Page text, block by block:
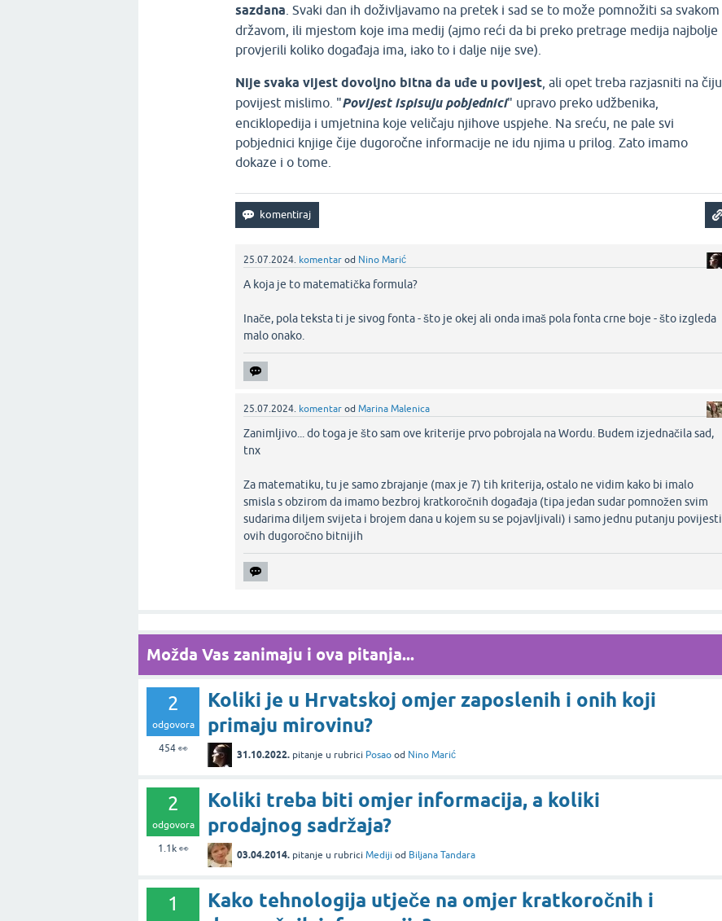
sazdana . Svaki dan ih doživljavamo na pretek i sad se to može pomnožiti sa svakom
državom, ili mjestom koje ima medij (ajmo reći da bi preko pretrage medija najbolje
provjerili koliko događaja ima, iako to i dalje nije sve).
Nije svaka vijest dovoljno bitna da uđe u povijest , ali opet treba razjasniti na čiju
povijest mislimo. "Povijest ispisuju pobjednici" upravo preko udžbenika,
enciklopedija i umjetnina koje veličaju njihove uspjehe. Na sreću, ne pale svi
pobjednici knjige čije dugoročne informacije ne idu njima u prilog. Zato imamo
dokaze i o tome.
25.07.2024. komentar od Nino Marić
A koja je to matematička formula?
Inače, pola teksta ti je sivog fonta - što je okej ali onda imaš pola fonta crne boje - što izgleda
malo onako.‌
25.07.2024. komentar odMarina Malenica
Zanimljivo... do toga je što sam ove kriterije prvo pobrojala na Wordu. Budem izjednačila sad,
tnx
Za matematiku, tu je samo zbrajanje (max je 7) tih kriterija, ostalo ne vidim kako bi imalo
smisla s obzirom da imamo bezbroj kratkoročnih događaja (tipa jedan sudar pomnožen svim
sudarima diljem svijeta i brojem dana u kojem su se pojavljivali) i samo jednu putanju povijesti
ovih dugoročno bitnijih‌
Možda Vas zanimaju i ova pitanja...
2
odgovora
454👀
Koliki je u Hrvatskoj omjer zaposlenih i onih koji
primaju mirovinu?
31.10.2022. pitanje u rubrici Posao od Nino Marić
2
odgovora
1.1k👀
Koliki treba biti omjer informacija, a koliki
prodajnog sadržaja?
03.04.2014. pitanje u rubrici Mediji od Biljana Tandara
1
Kako tehnologija utječe na omjer kratkoročnih i